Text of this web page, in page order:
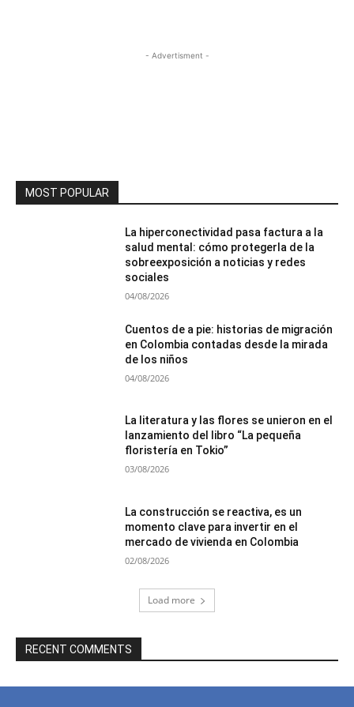
- Advertisment -
MOST POPULAR
La hiperconectividad pasa factura a la
salud mental: cómo protegerla de la
sobreexposición a noticias y redes
sociales
04/08/2026
Cuentos de a pie: historias de migración
en Colombia contadas desde la mirada
de los niños
04/08/2026
La literatura y las flores se unieron en el
lanzamiento del libro “La pequeña
floristería en Tokio”
03/08/2026
La construcción se reactiva, es un
momento clave para invertir en el
mercado de vivienda en Colombia
02/08/2026
Load more
RECENT COMMENTS